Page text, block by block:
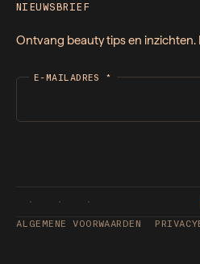
NIEUWSBRIEF
Ontvang beauty tips en inzichten.
E-MAILADRES *
ALGEMENE VOORWAARDEN